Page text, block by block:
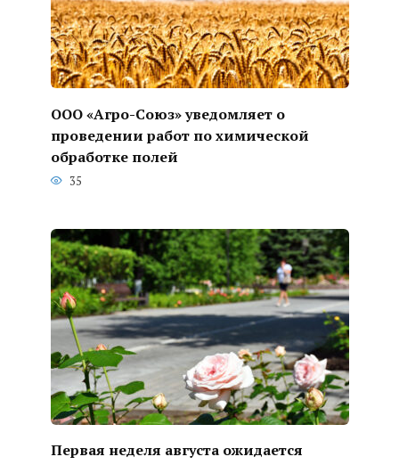
ООО «Агро-Союз» уведомляет о
проведении работ по химической
обработке полей
35
Первая неделя августа ожидается